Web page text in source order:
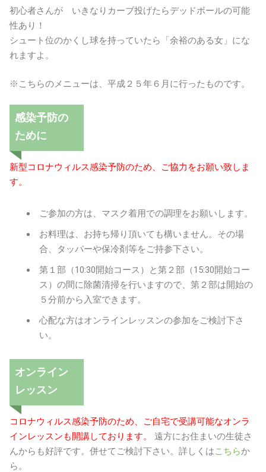
初心者さんが いきなりカーブ投げたらデッドボールの可能
性あり！
シュート位のかくし球を持っていたら「余裕のある女」にな
れますよ。
※こちらのメニューは、平成２５年６月に行ったものです。
感染予防の
ために
新型コロナウィルス感染予防のため、ご協力をお願い致しま
す。
ご参加の方は、マスク着用での調理をお願いします。
お料理は、お持ち帰り頂いても構いません。その場
合、タッパーや保冷剤等をご持参下さい。
第１部（10:30開始コース）と第２部（15:30開始コー
ス）の間に除菌清掃を行いますので、第２部は開始の
５分前から入室できます。
心配な方はオンラインレッスンの参加をご検討下さ
い。
オンライン
レッスン
コロナウィルス感染予防のため、ご自宅で受講可能なオンラ
インレッスンも開講しております。
遠方にお住まいの生徒さ
んからも好評です。併せてご検討下さい。詳しくはこちらか
ら。